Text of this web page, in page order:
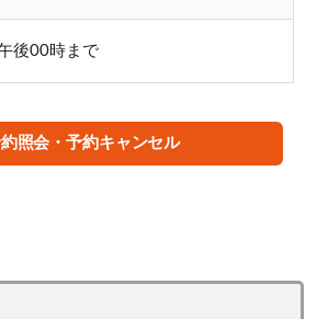
後00時まで
照会・予約キャンセル